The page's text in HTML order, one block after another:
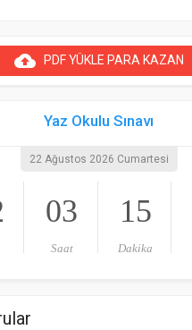
cloud_uploadPDF YÜKLE PARA KAZAN
Yaz Okulu Sınavı
22 Ağustos 2026 Cumartesi
03
Saat
15
Dakika